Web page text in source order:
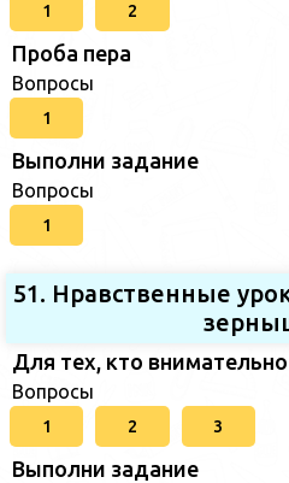
1 2
Проба пера
Вопросы
1
Выполни задание
Вопросы
1
51. Нравственные
Для тех, кто
Вопросы
1 2 3
Выполни задание